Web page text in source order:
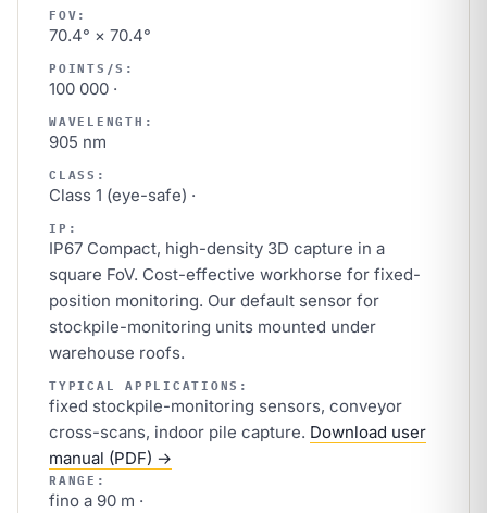
FOV:
70.4° × 70.4°
POINTS/S:
100 000 ·
WAVELENGTH:
905 nm
CLASS:
Class 1 (eye-safe) ·
IP:
IP67 Compact, high-density 3D capture in a
square FoV. Cost-effective workhorse for fixed-
position monitoring. Our default sensor for
stockpile-monitoring units mounted under
warehouse roofs.
TYPICAL APPLICATIONS:
fixed stockpile-monitoring sensors, conveyor
cross-scans, indoor pile capture. Download user
manual (PDF) →
RANGE:
fino a 90 m ·